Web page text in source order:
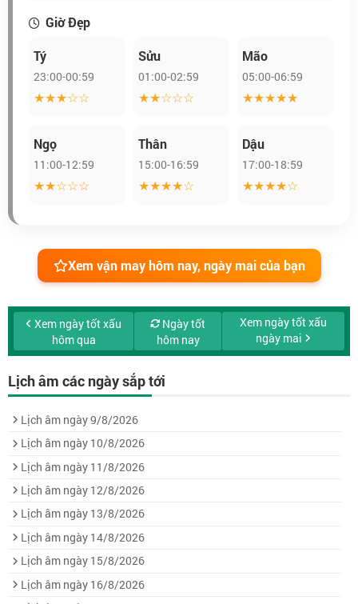
Giờ Đẹp
Tý
23:00-00:59
★★★☆☆
Sửu
01:00-02:59
★★☆☆☆
Mão
05:00-06:59
★★★★★
Ngọ
11:00-12:59
★★☆☆☆
Thân
15:00-16:59
★★★★☆
Dậu
17:00-18:59
★★★★☆
Xem vận may hôm nay, ngày mai của bạn
Xem ngày tốt xấu
hôm qua
Ngày tốt
hôm nay
Xem ngày tốt xấu
ngày mai
Lịch âm các ngày sắp tới
Lịch âm ngày 9/8/2026
Lịch âm ngày 10/8/2026
Lịch âm ngày 11/8/2026
Lịch âm ngày 12/8/2026
Lịch âm ngày 13/8/2026
Lịch âm ngày 14/8/2026
Lịch âm ngày 15/8/2026
Lịch âm ngày 16/8/2026